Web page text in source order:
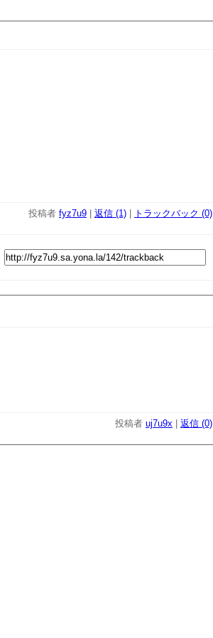
投稿者 fyz7u9 返信 (1) トラックバック (0)
投稿者 uj7u9x 返信 (0)